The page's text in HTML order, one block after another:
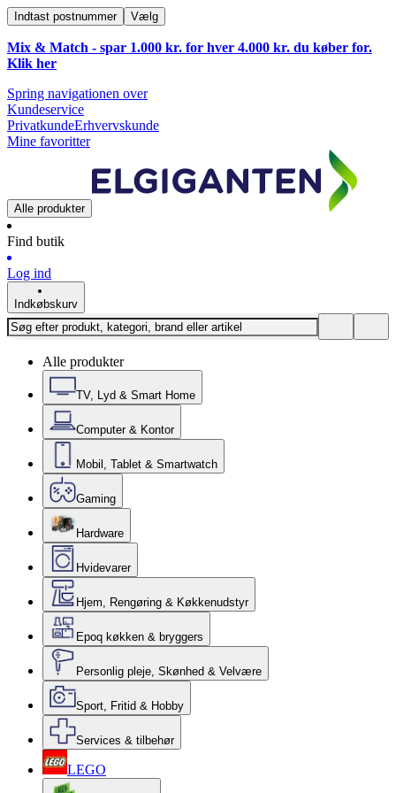
Indtast postnummer Vælg
Mix & Match - spar 1.000 kr. for hver 4.000 kr. du køber for.
Klik her
Spring navigationen over
Kundeservice
PrivatkundeErhvervskunde
Mine favoritter
Alle produkter
Find butik
Log ind
Indkøbskurv
Alle produkter
TV, Lyd & Smart Home
Computer & Kontor
Mobil, Tablet & Smartwatch
Gaming
Hardware
Hvidevarer
Hjem, Rengøring & Køkkenudstyr
Epoq køkken & bryggers
Personlig pleje, Skønhed & Velvære
Sport, Fritid & Hobby
Services & tilbehør
LEGO